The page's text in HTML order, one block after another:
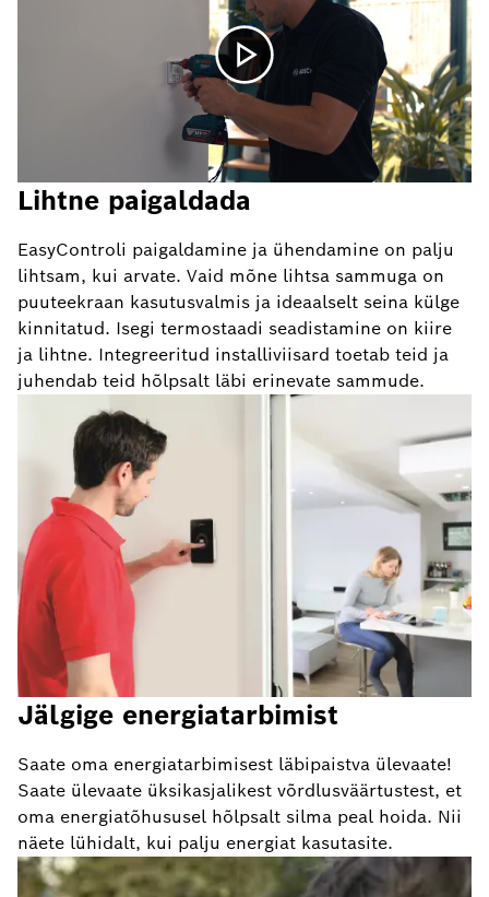
Lihtne paigaldada
EasyControli paigaldamine ja ühendamine on palju
lihtsam, kui arvate. Vaid mõne lihtsa sammuga on
puuteekraan kasutusvalmis ja ideaalselt seina külge
kinnitatud. Isegi termostaadi seadistamine on kiire
ja lihtne. Integreeritud installiviisard toetab teid ja
juhendab teid hõlpsalt läbi erinevate sammude.
Jälgige energiatarbimist
Saate oma energiatarbimisest läbipaistva ülevaate!
Saate ülevaate üksikasjalikest võrdlusväärtustest, et
oma energiatõhususel hõlpsalt silma peal hoida. Nii
näete lühidalt, kui palju energiat kasutasite.